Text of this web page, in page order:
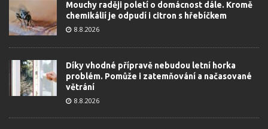
Mouchy raději poletí o domácnost dále. Kromě
chemikálií je odpudí i citron s hřebíčkem
8.8.2026
Díky vhodné přípravě nebudou letní horka
problém. Pomůže i zatemňování a načasované
větrání
8.8.2026